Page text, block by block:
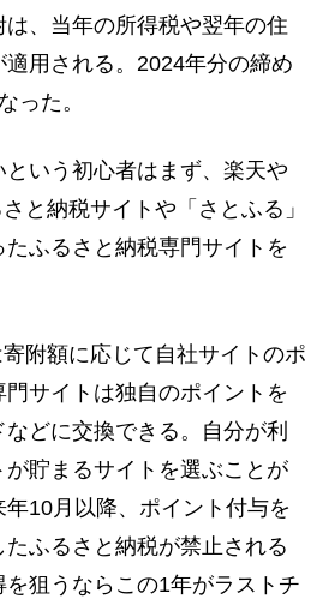
、当年の所得税や翌年の住
用される。2024年分の締め
った。
いう初心者はまず、楽天や
と納税サイトや「さとふる」
たふるさと納税専門サイトを
寄附額に応じて自社サイトのポ
サイトは独自のポイントを
どに交換できる。自分が利
貯まるサイトを選ぶことが
10月以降、ポイント付与を
ふるさと納税が禁止される
狙うならこの1年がラストチ